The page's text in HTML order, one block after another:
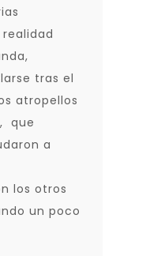
tras el
atropellos
que
a
los otros
un poco